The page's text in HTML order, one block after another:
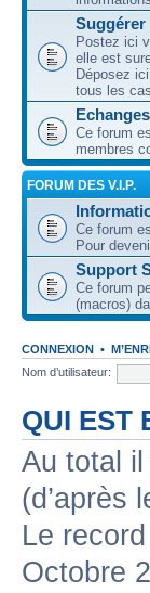
Postez ici
elle est
Déposez
tous les
Ce forum
membres
FORUM DES V.I.P.
Ce forum
Pour
Support
Ce forum
(macros)
CONNEXION •
Nom d’utilisateur:
QUI EST
Au total
(d’après
Le
Octobre